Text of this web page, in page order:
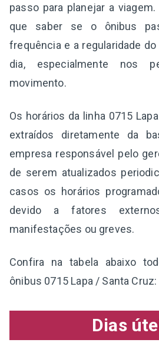
passo para planejar a
que saber se o ônibus
frequência e a regularidade
dia, especialmente nos
movimento.
Os horários da linha 0715
extraídos diretamente da
empresa responsável pelo
de serem atualizados
casos os horários
devido a fatores
manifestações ou greves.
Confira na tabela abaixo
ônibus 0715 Lapa / Santa Cruz:
Dias